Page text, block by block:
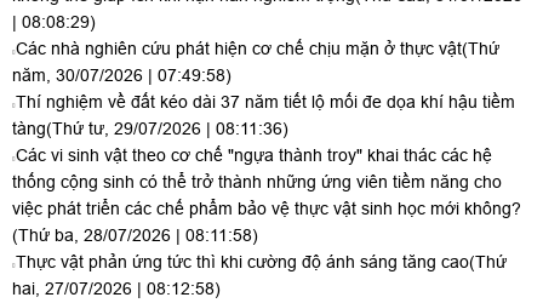
| 08:08:29)
Các nhà nghiên cứu phát hiện cơ chế chịu mặn ở thực vật(Thứ
năm, 30/07/2026 | 07:49:58)
Thí nghiệm về đất kéo dài 37 năm tiết lộ mối đe dọa khí hậu tiềm
tàng(Thứ tư, 29/07/2026 | 08:11:36)
Các vi sinh vật theo cơ chế "ngựa thành troy" khai thác các hệ
thống cộng sinh có thể trở thành những ứng viên tiềm năng cho
việc phát triển các chế phẩm bảo vệ thực vật sinh học mới không?
(Thứ ba, 28/07/2026 | 08:11:58)
Thực vật phản ứng tức thì khi cường độ ánh sáng tăng cao(Thứ
hai, 27/07/2026 | 08:12:58)